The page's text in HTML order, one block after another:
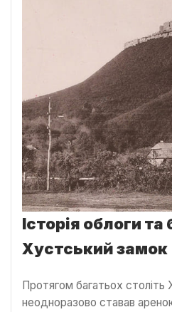
Історія облоги та
Хустський замок
Протягом багатьох століть
неодноразово ставав